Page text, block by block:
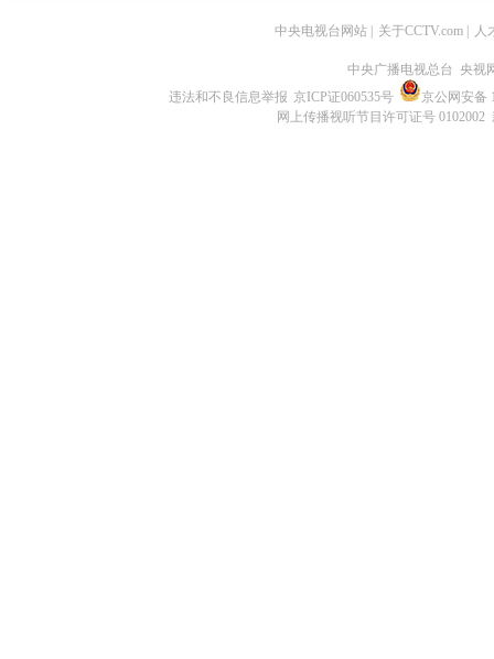
中央电视台网站 关于CCTV.com 人
中央广播电视总台 央视
违法和不良信息举报 京ICP证060535号
京公网安备
网上传播视听节目许可证号 0102002